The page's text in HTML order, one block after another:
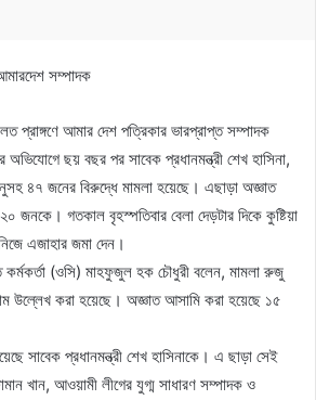
সম্পাদক
প্রাঙ্গণে আমার দেশ পত্রিকার ভারপ্রাপ্ত সম্পাদক
অভিযোগে ছয় বছর পর সাবেক প্রধানমন্ত্রী শেখ হাসিনা,
৪৭ জনের বিরুদ্ধে মামলা হয়েছে। এছাড়া অজ্ঞাত
জনকে। গতকাল বৃহস্পতিবার বেলা দেড়টার দিকে কুষ্টিয়া
এজাহার জমা দেন।
কর্মকর্তা (ওসি) মাহফুজুল হক চৌধুরী বলেন, মামলা রুজু
উল্লেখ করা হয়েছে। অজ্ঞাত আসামি করা হয়েছে ১৫
সাবেক প্রধানমন্ত্রী শেখ হাসিনাকে। এ ছাড়া সেই
খান, আওয়ামী লীগের যুগ্ম সাধারণ সম্পাদক ও